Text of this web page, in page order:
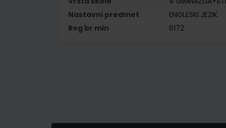
Nastavni predmet
ENGLESKI JEZIK
Reg br min
6172